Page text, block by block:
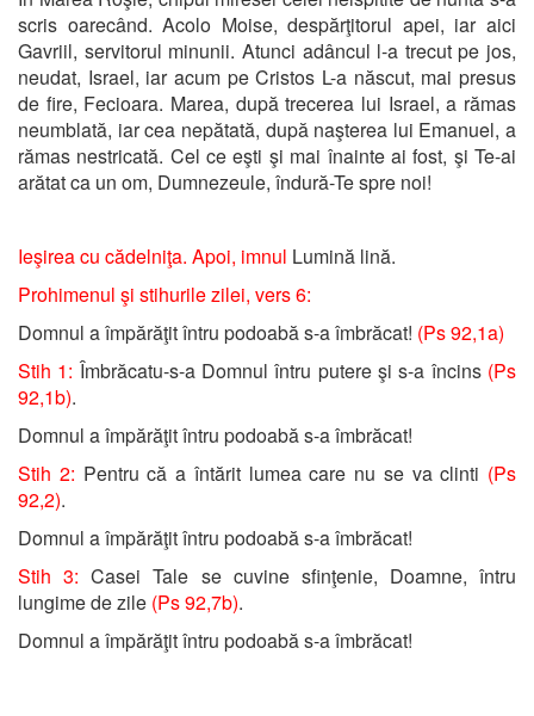
scris oarecând. Acolo Moise, despărţitorul apei, iar aici
Gavriil, servitorul minunii. Atunci adâncul l-a trecut pe jos,
neudat, Israel, iar acum pe Cristos L-a născut, mai presus
de fire, Fecioara. Marea, după trecerea lui Israel, a rămas
neumblată, iar cea nepătată, după naşterea lui Emanuel, a
rămas nestricată. Cel ce eşti şi mai înainte ai fost, şi Te-ai
arătat ca un om, Dumnezeule, îndură-Te spre noi!
Ieşirea cu cădelniţa. Apoi, imnul Lumină lină.
Prohimenul şi stihurile zilei, vers 6:
Domnul a împărăţit întru podoabă s-a îmbrăcat! (Ps 92,1a)
Stih 1: Îmbrăcatu-s-a Domnul întru putere şi s-a încins (Ps
92,1b).
Domnul a împărăţit întru podoabă s-a îmbrăcat!
Stih 2: Pentru că a întărit lumea care nu se va clinti (Ps
92,2).
Domnul a împărăţit întru podoabă s-a îmbrăcat!
Stih 3: Casei Tale se cuvine sfinţenie, Doamne, întru
lungime de zile (Ps 92,7b).
Domnul a împărăţit întru podoabă s-a îmbrăcat!